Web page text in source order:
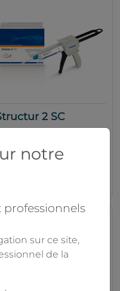
2 SC
notre
professionnels
sur ce site,
de la